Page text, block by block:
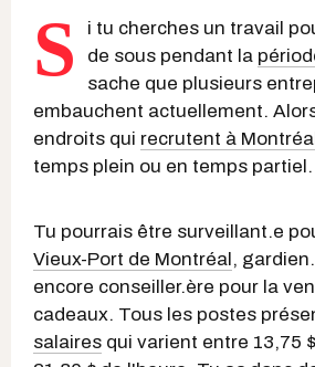
S
i tu cherches un travail
de sous pendant la
sache que plusieurs
embauchent actuellement.
endroits qui recrutent à
temps plein ou en temps partiel.
Tu pourrais être surveillant.e
Vieux-Port de Montréal,
encore conseiller.ère pour la
cadeaux. Tous les postes
salaires qui varient entre 13,75